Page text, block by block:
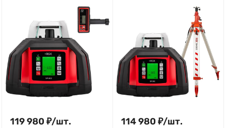
119 980 ₽/шт. 114 980 ₽/шт.